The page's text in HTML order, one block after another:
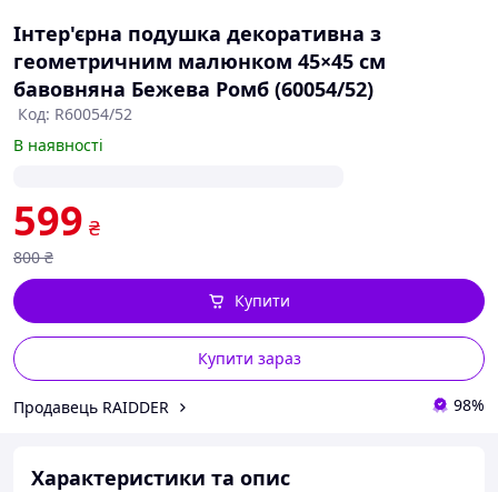
Інтер'єрна подушка декоративна з
геометричним малюнком 45×45 см
бавовняна Бежева Ромб (60054/52)
Код: R60054/52
В наявності
599 ₴
800 ₴
Купити зараз
Купити
Продавець RAIDDER 98%
Характеристики та опис